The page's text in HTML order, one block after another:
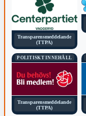
Transparensmeddelande
(TTPA)
POLITISKT INNEHÅLL
Transparensmeddelande
(TTPA)